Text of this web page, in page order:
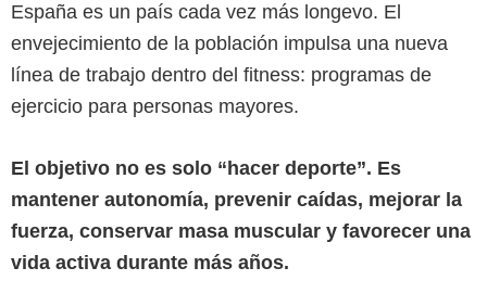
España es un país cada vez más longevo. El
envejecimiento de la población impulsa una nueva
línea de trabajo dentro del fitness: programas de
ejercicio para personas mayores.
El objetivo no es solo “hacer deporte”. Es
mantener autonomía, prevenir caídas, mejorar la
fuerza, conservar masa muscular y favorecer una
vida activa durante más años.